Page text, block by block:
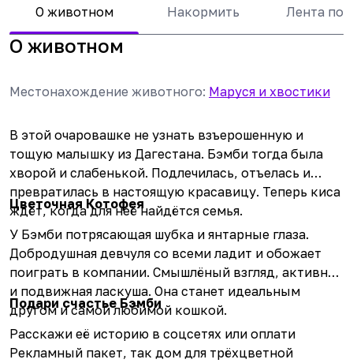
О животном Накормить Лента
О животном
Местонахождение животного: Маруся и хвостики
В этой очаровашке не узнать взъерошенную и
тощую малышку из Дагестана. Бэмби тогда была
хворой и слабенькой. Подлечилась, отъелась и
превратилась в настоящую красавицу. Теперь киса
ждёт, когда для неё найдётся семья.
Цветочная Котофея
У Бэмби потрясающая шубка и янтарные глаза.
Добродушная девчуля со всеми ладит и обожает
поиграть в компании. Смышлёный взгляд, активная
и подвижная ласкуша. Она станет идеальным
другом и самой любимой кошкой.
Подари счастье Бэмби
Расскажи её историю в соцсетях или оплати
Рекламный пакет, так дом для трёхцветной